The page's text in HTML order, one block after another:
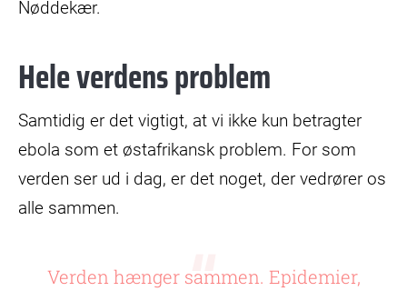
Nøddekær.
Hele verdens problem
Samtidig er det vigtigt, at vi ikke kun betragter
ebola som et østafrikansk problem. For som
verden ser ud i dag, er det noget, der vedrører os
alle sammen.
Verden hænger sammen. Epidemier,